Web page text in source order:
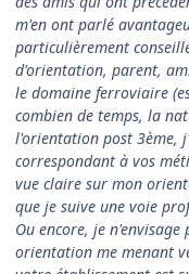
m'en ont parlé
particulièrement
d'orientation, parent,
le domaine ferroviaire
combien de temps, la
l'orientation post 3ème,
correspondant à vos
vue claire sur mon
que je suive une voie
Ou encore, je
orientation me menant